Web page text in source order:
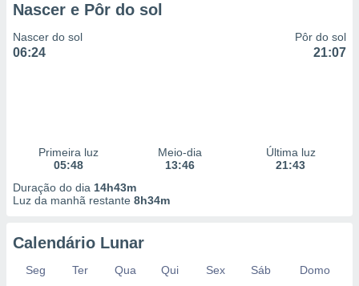
Nascer e Pôr do sol
Nascer do sol
06:24
Pôr do sol
21:07
Primeira luz
05:48
Meio-dia
13:46
Última luz
21:43
Duração do dia 14h43m
Luz da manhã restante 8h34m
Calendário Lunar
Seg Ter Qua Qui Sex Sáb
Domo